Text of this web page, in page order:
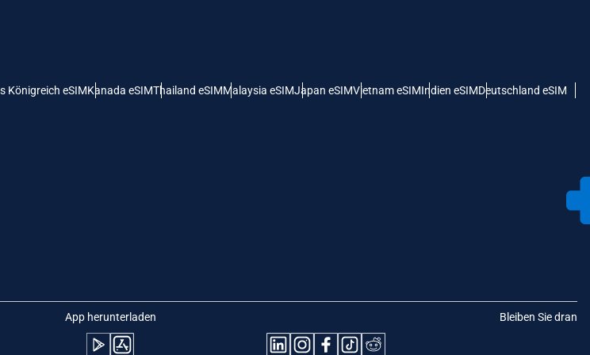
Königreich eSIMKanada eSIMThailand eSIMMalaysia eSIMJapan eSIMVietnam eSIMIndien eSIMDeutschland eSIM
App herunterladen Bleiben Sie dran
Português